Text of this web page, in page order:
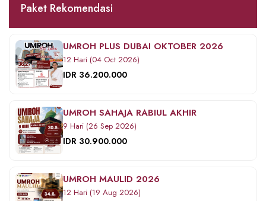
Paket Rekomendasi
UMROH PLUS DUBAI OKTOBER 2026
12 Hari (04 Oct 2026)
IDR 36.200.000
UMROH SAHAJA RABIUL AKHIR
9 Hari (26 Sep 2026)
IDR 30.900.000
UMROH MAULID 2026
12 Hari (19 Aug 2026)